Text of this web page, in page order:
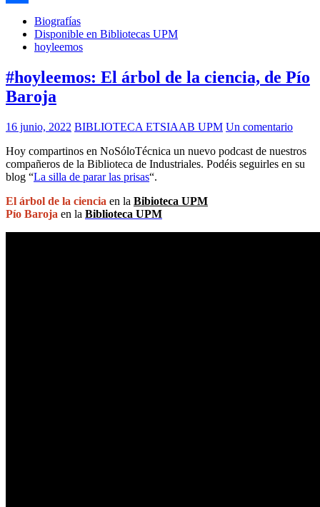
Compartir
Biografías
Disponible en Bibliotecas UPM
hoyleemos
#hoyleemos: El árbol de la ciencia, de Pío
Baroja
16 junio, 2022 BIBLIOTECA ETSIAAB UPM Un comentario
Hoy compartinos en NoSóloTécnica un nuevo podcast de nuestros
compañeros de la Biblioteca de Industriales. Podéis seguirles en su
blog “La silla de parar las prisas“.
El árbol de la ciencia en la Bibioteca UPM
Pío Baroja en la Biblioteca UPM